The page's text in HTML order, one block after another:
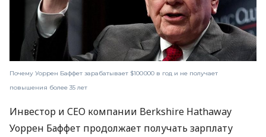
Почему Уоррен Баффет зарабатывает $100 000 в год и не получает
повышения более 35 лет
Инвестор и СЕО компании Berkshire Hathaway
Уоррен Баффет продолжает получать зарплату